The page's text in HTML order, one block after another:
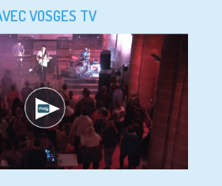
VOSGES TV